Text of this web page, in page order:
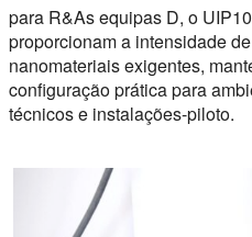
para R&As equipas D, o
proporcionam a intensidade
nanomateriais exigentes,
configuração prática para
técnicos e instalações-piloto.